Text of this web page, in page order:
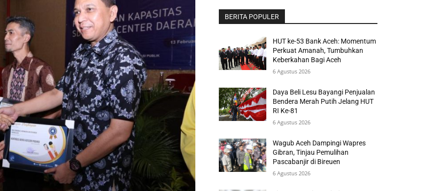
BERITA POPULER
HUT ke-53 Bank Aceh: Momentum
Perkuat Amanah, Tumbuhkan
Keberkahan Bagi Aceh
6 Agustus 2026
Daya Beli Lesu Bayangi Penjualan
Bendera Merah Putih Jelang HUT
RI Ke-81
6 Agustus 2026
Wagub Aceh Dampingi Wapres
Gibran, Tinjau Pemulihan
Pascabanjir di Bireuen
6 Agustus 2026